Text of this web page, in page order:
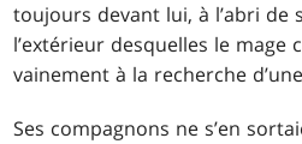
toujours devant lui, à l’abri de
l’extérieur desquelles le
vainement à la recherche
Ses compagnons ne s’en